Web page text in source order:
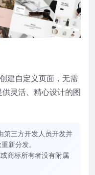
建自定义页面，无需
供灵活、精心设计的图
第三方开发人员开发并
新分发。
商标所有者没有附属